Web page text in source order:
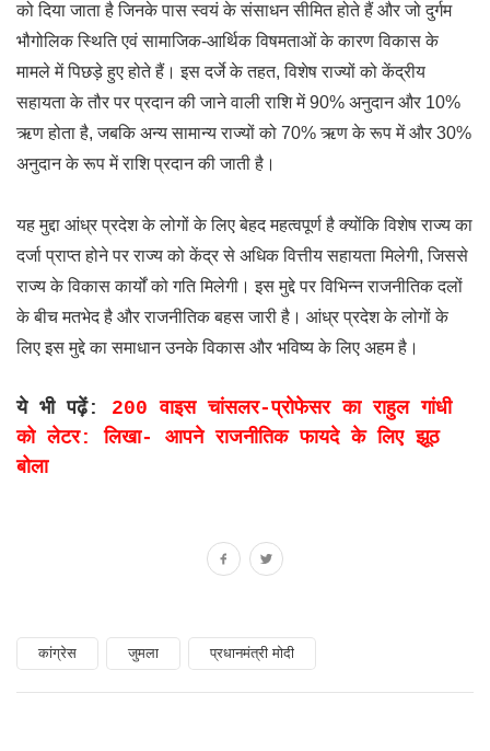
को दिया जाता है जिनके पास स्वयं के संसाधन सीमित होते हैं और जो दुर्गम
भौगोलिक स्थिति एवं सामाजिक-आर्थिक विषमताओं के कारण विकास के
मामले में पिछड़े हुए होते हैं। इस दर्जे के तहत, विशेष राज्यों को केंद्रीय
सहायता के तौर पर प्रदान की जाने वाली राशि में 90% अनुदान और 10%
ऋण होता है, जबकि अन्य सामान्य राज्यों को 70% ऋण के रूप में और 30%
अनुदान के रूप में राशि प्रदान की जाती है।
यह मुद्दा आंध्र प्रदेश के लोगों के लिए बेहद महत्वपूर्ण है क्योंकि विशेष राज्य का
दर्जा प्राप्त होने पर राज्य को केंद्र से अधिक वित्तीय सहायता मिलेगी, जिससे
राज्य के विकास कार्यों को गति मिलेगी। इस मुद्दे पर विभिन्न राजनीतिक दलों
के बीच मतभेद है और राजनीतिक बहस जारी है। आंध्र प्रदेश के लोगों के
लिए इस मुद्दे का समाधान उनके विकास और भविष्य के लिए अहम है।
ये भी पढ़ें: 200 वाइस चांसलर-प्रोफेसर का राहुल गांधी
को लेटर: लिखा- आपने राजनीतिक फायदे के लिए झूठ
बोला
कांग्रेस जुमला प्रधानमंत्री मोदी